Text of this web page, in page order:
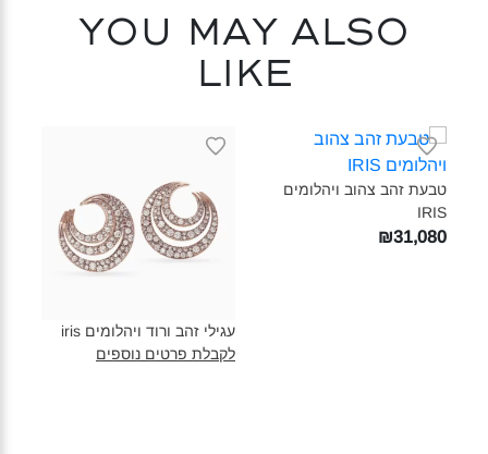
You may also
like
טבעת זהב צהוב ויהלומים
IRIS‎
₪31,080
עגילי זהב ורוד ויהלומים iris‎
לקבלת פרטים נוספים